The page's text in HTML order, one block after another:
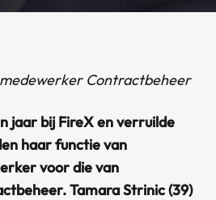
Contractbeheer
jaar bij FireX en verruilde
haar functie van
voor die van
Tamara Strinic (39)